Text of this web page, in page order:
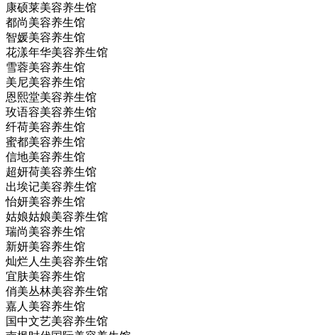
康硕莱美容养生馆
都尚美容养生馆
智媛美容养生馆
花漾年华美容养生馆
雪蓉美容养生馆
美尼美容养生馆
恩熙堂美容养生馆
玫语容美容养生馆
纤荷美容养生馆
蜜都美容养生馆
信地美容养生馆
超妍荷美容养生馆
出埃记美容养生馆
怡妍美容养生馆
姑娘姑娘美容养生馆
瑞尚美容养生馆
新妍美容养生馆
灿烂人生美容养生馆
宜肤美容养生馆
俏美丛林美容养生馆
嘉人美容养生馆
国中文艺美容养生馆